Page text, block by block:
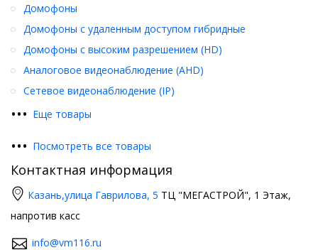
••• Еще товары
Домофоны
Домофоны с удаленным доступом гибридные
Домофоны с высоким разрешением (HD)
Аналоговое видеонаблюдение (AHD)
Сетевое видеонаблюдение (IP)
••• Посмотреть все товары
Контактная информация
Казань,улица Гаврилова, 5 ТЦ "МЕГАСТРОЙ", 1 Этаж,
напротив касс
info@vm116.ru